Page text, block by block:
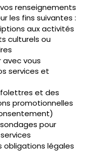
renseignements
les fins suivantes :
aux activités
culturels ou
avec vous
services et
et des
promotionnelles
pour
obligations légales